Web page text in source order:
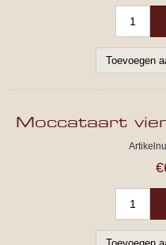
Moccataart